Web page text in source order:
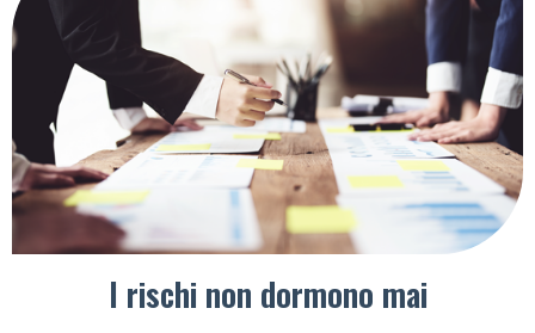
I rischi non dormono mai